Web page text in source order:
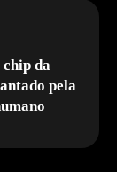
da
pela